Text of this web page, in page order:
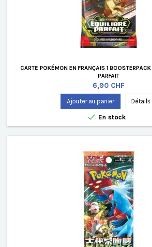
CARTE POKÉMON EN FRANÇAIS 1
PARFAIT
Prix
6,90 CHF
Ajouter au panier Détails
 En stock